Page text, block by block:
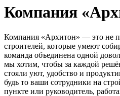
Компания
Компания «Архитон» — это не
строителей, которые умеют
команда объединена одной
мы хотим, чтобы за каждой
стояли уют, удобство и
будь то ваши сотрудники на
пункте или руководитель,